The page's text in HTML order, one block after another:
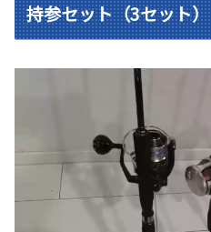
持参セット（3セット）